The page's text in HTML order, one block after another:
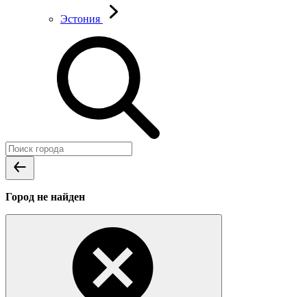
Эстония
Город не найден